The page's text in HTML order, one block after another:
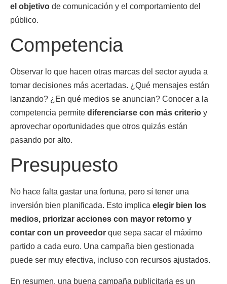
el objetivo de comunicación y el comportamiento del
público.
Competencia
Observar lo que hacen otras marcas del sector ayuda a
tomar decisiones más acertadas. ¿Qué mensajes están
lanzando? ¿En qué medios se anuncian? Conocer a la
competencia permite diferenciarse con más criterio y
aprovechar oportunidades que otros quizás están
pasando por alto.
Presupuesto
No hace falta gastar una fortuna, pero sí tener una
inversión bien planificada. Esto implica elegir bien los
medios, priorizar acciones con mayor retorno y
contar con un proveedor que sepa sacar el máximo
partido a cada euro. Una campaña bien gestionada
puede ser muy efectiva, incluso con recursos ajustados.
En resumen, una buena campaña publicitaria es un